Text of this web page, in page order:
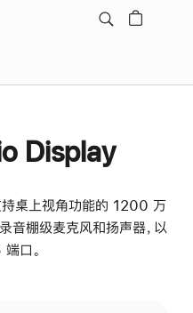
Display
桌上视角功能的 1200 万
棚级麦克风和扬声器，以
口。